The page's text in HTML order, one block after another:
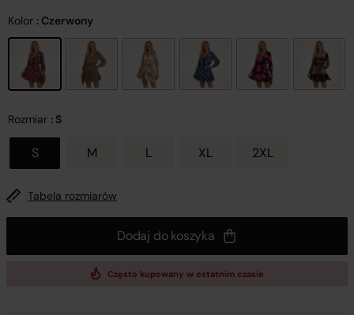
Kolor : Czerwony
Rozmiar : S
S M L XL 2XL
Tabela rozmiarów
Dodaj do koszyka
Często kupowany w ostatnim czasie